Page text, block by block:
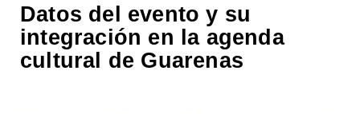
Datos del evento y su
integración en la agenda
cultural de Guarenas